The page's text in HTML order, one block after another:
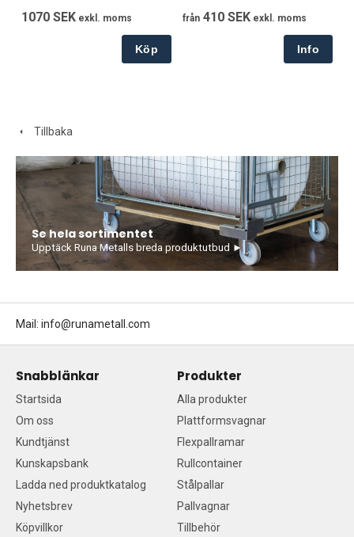
1070 SEK exkl. moms
Köp
från 410 SEK exkl. moms
Tillbaka
Se hela sortimentet
Upptäck Runa Metalls breda produktutbud ►
Mail: info@runametall.com
Snabblänkar
Startsida
Om oss
Kundtjänst
Kunskapsbank
Ladda ned produktkatalog
Nyhetsbrev
Köpvillkor
Produkter
Alla produkter
Plattformsvagnar
Flexpallramar
Rullcontainer
Stålpallar
Pallvagnar
Tillbehör